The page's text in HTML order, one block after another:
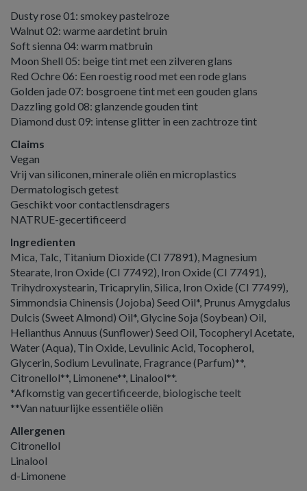
Dusty rose 01: smokey pastelroze
Walnut 02: warme aardetint bruin
Soft sienna 04: warm matbruin
Moon Shell 05: beige tint met een zilveren glans
Red Ochre 06: Een roestig rood met een rode glans
Golden jade 07: bosgroene tint met een gouden glans
Dazzling gold 08: glanzende gouden tint
Diamond dust 09: intense glitter in een zachtroze tint
Claims
Vegan
Vrij van siliconen, minerale oliën en microplastics
Dermatologisch getest
Geschikt voor contactlensdragers
NATRUE-gecertificeerd
Ingredienten
Mica, Talc, Titanium Dioxide (CI 77891), Magnesium
Stearate, Iron Oxide (CI 77492), Iron Oxide (CI 77491),
Trihydroxystearin, Tricaprylin, Silica, Iron Oxide (CI 77499),
Simmondsia Chinensis (Jojoba) Seed Oil*, Prunus Amygdalus
Dulcis (Sweet Almond) Oil*, Glycine Soja (Soybean) Oil,
Helianthus Annuus (Sunflower) Seed Oil, Tocopheryl Acetate,
Water (Aqua), Tin Oxide, Levulinic Acid, Tocopherol,
Glycerin, Sodium Levulinate, Fragrance (Parfum)**,
Citronellol**, Limonene**, Linalool**.
*Afkomstig van gecertificeerde, biologische teelt
**Van natuurlijke essentiële oliën
Allergenen
Citronellol
Linalool
d-Limonene